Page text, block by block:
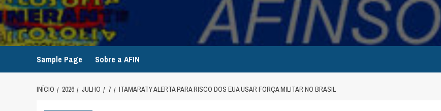
Avançar
para
o
conteúdo
Sample Page Sobre a AFIN
INÍCIO 2026 JULHO 7 ITAMARATY ALERTA PARA RISCO DOS EUA USAR FORÇA MILITAR NO BRASIL